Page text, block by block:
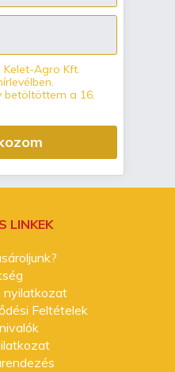
Agro Kft.
betöltöttem a 16.
LINKEK
nyilatkozat
Feltételek